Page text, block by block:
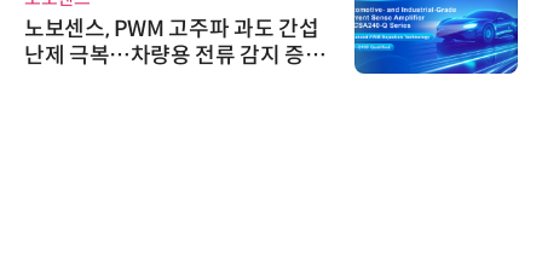
노보센스, PWM 고주파 과도 간섭
난제 극복…차량용 전류 감지 증폭